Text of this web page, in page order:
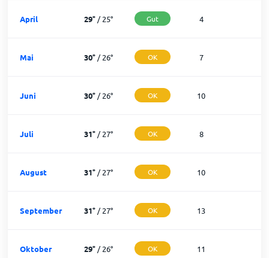
April 29°/25° Gut 4
Mai 30°/26° OK 7
Juni 30°/26° OK 10
Juli 31°/27° OK 8
August 31°/27° OK 10
September 31°/27° OK 13
Oktober 29°/26° OK 11